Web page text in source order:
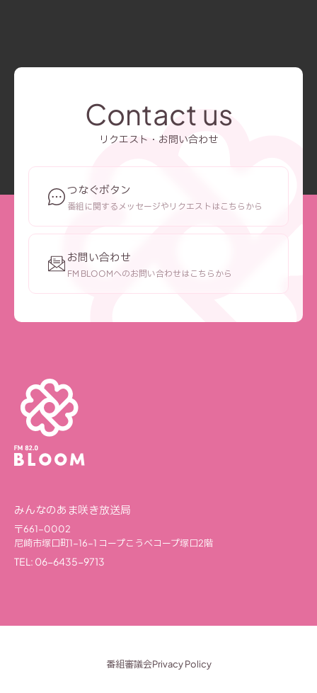
リクエスト・お問い合わせ
Contact us
つなぐボタン
番組に関するメッセージやリクエストはこちらから
お問い合わせ
FM BLOOMへのお問い合わせはこちらから
みんなのあま咲き放送局
〒661-0002
尼崎市塚口町1-16-1 コープこうべコープ塚口2階
TEL: 06-6435-9713
番組審議会Privacy Policy